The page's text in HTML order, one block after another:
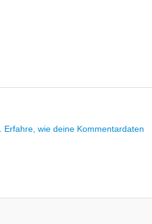
Erfahre, wie deine Kommentardaten